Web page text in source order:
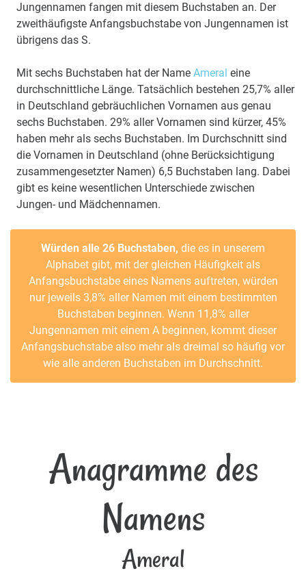
Jungennamen fangen mit diesem Buchstaben an. Der
zweithäufigste Anfangsbuchstabe von Jungennamen ist
übrigens das S.
Mit sechs Buchstaben hat der Name Ameral eine
durchschnittliche Länge. Tatsächlich bestehen 25,7% aller
in Deutschland gebräuchlichen Vornamen aus genau
sechs Buchstaben. 29% aller Vornamen sind kürzer, 45%
haben mehr als sechs Buchstaben. Im Durchschnitt sind
die Vornamen in Deutschland (ohne Berücksichtigung
zusammengesetzter Namen) 6,5 Buchstaben lang. Dabei
gibt es keine wesentlichen Unterschiede zwischen
Jungen- und Mädchennamen.
Würden alle 26 Buchstaben, die es in unserem
Alphabet gibt, mit der gleichen Häufigkeit als
Anfangsbuchstabe eines Namens auftreten, würden
nur jeweils 3,8% aller Namen mit einem bestimmten
Buchstaben beginnen. Wenn 11,8% aller
Jungennamen mit einem A beginnen, kommt dieser
Anfangsbuchstabe also mehr als dreimal so häufig vor
wie alle anderen Buchstaben im Durchschnitt.
Anagramme des
Namens
Ameral